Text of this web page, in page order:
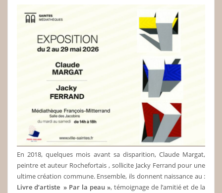
En 2018, quelques mois avant sa disparition, Claude Margat,
peintre et auteur Rochefortais , sollicite Jacky Ferrand pour une
ultime création commune. Ensemble, ils donnent naissance au :
Livre d’artiste » Par la peau », témoignage de l’amitié et de la